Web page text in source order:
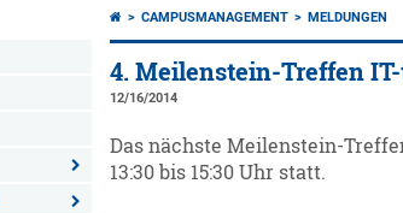
CAMPUSMANAGEMENT MELDUNGEN
4. Meilenstein-Treffen
12/16/2014
Das nächste Meilenstein-
13:30 bis 15:30 Uhr statt.